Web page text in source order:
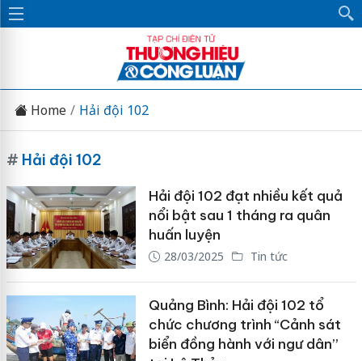
Home Hải đội 102
# Hải đội 102
Hải đội 102 đạt nhiều kết quả
nổi bật sau 1 tháng ra quân
huấn luyện
28/03/2025 Tin tức
Quảng Bình: Hải đội 102 tổ
chức chương trình “Cảnh sát
biển đồng hành với ngư dân”